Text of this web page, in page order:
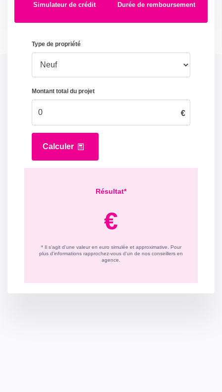
Simulateur de crédit Durée de remboursement